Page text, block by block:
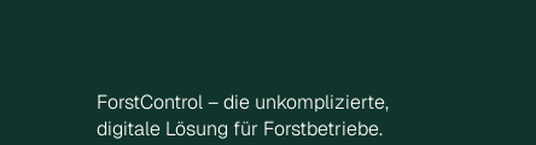
ForstControl – die unkomplizierte,
digitale Lösung für Forstbetriebe.